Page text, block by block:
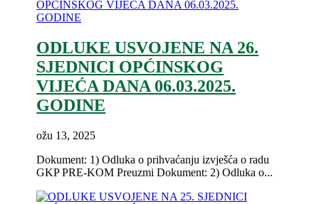
ODLUKE USVOJENE NA 26.
SJEDNICI OPĆINSKOG
VIJEĆA DANA 06.03.2025.
GODINE
ožu 13, 2025
Dokument: 1) Odluka o prihvaćanju izvješća o radu
GKP PRE-KOM Preuzmi Dokument: 2) Odluka o...